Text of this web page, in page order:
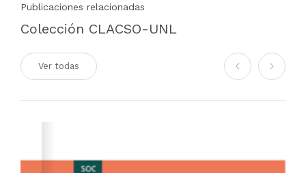
Publicaciones relacionadas
Colección CLACSO-UNL
Ver todas